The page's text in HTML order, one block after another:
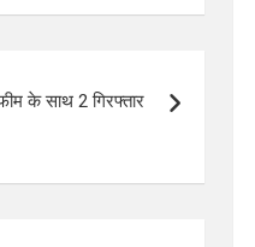
के साथ 2 गिरफ्तार